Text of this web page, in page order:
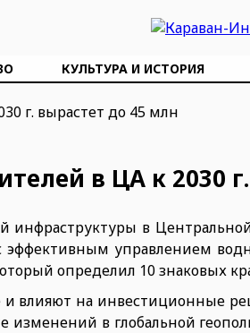
КУЛЬТУРА И ИСТОРИЯ
в ЦА к 2030
инфраструктуры в
управлением
определил 10 знаковых
на инвестиционные
в глобальной